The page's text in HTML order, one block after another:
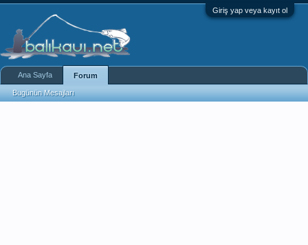
Giriş yap veya kayıt ol
Ana Sayfa Forum
Bugünün Mesajları